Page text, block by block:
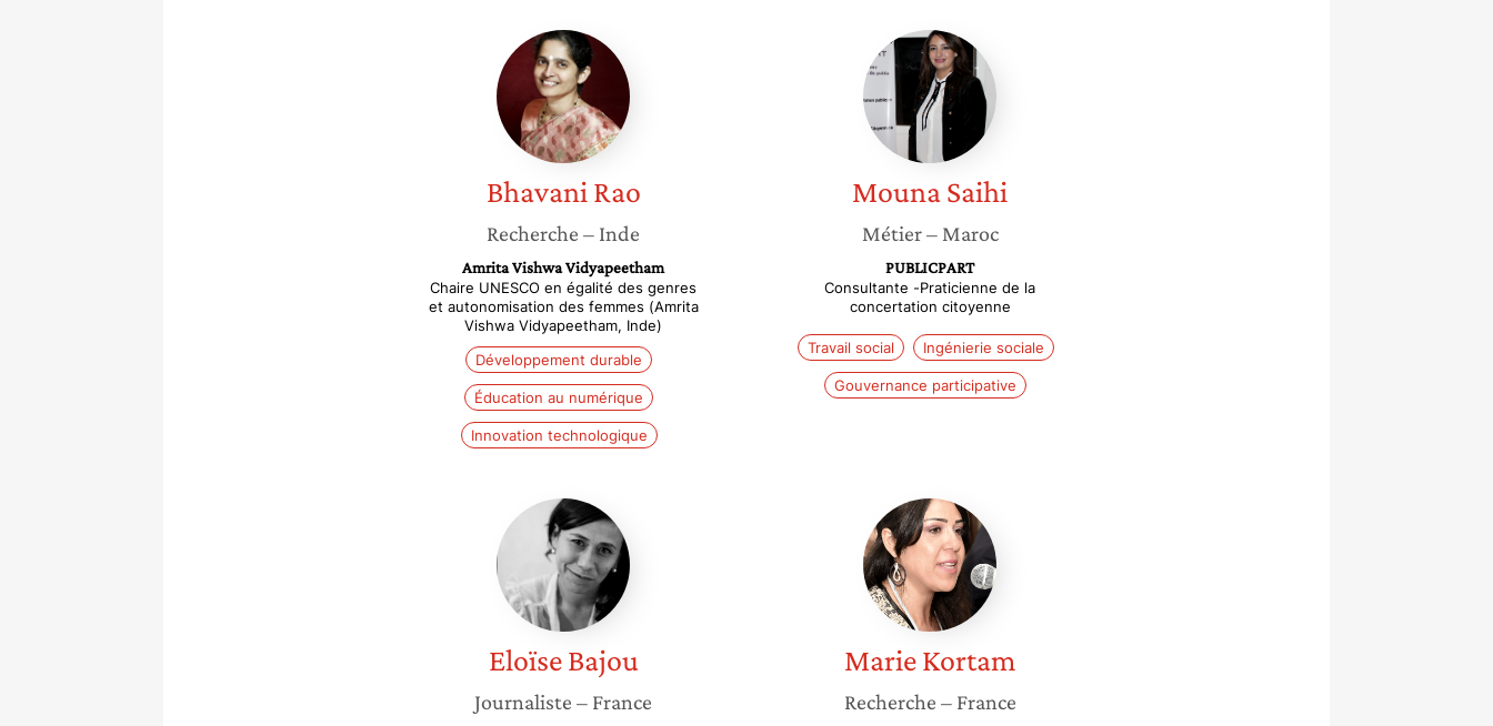
Bhavani
Rao
Bhavani Rao
Recherche – Inde
Amrita Vishwa Vidyapeetham
Chaire UNESCO en égalité des genres
et autonomisation des femmes (Amrita
Vishwa Vidyapeetham, Inde)
Développement durable
Éducation au numérique
Innovation technologique
Mouna
Saihi
MounaSaihi
Métier – Maroc
PUBLICPART
Consultante -Praticienne de la
concertation citoyenne
Travail social Ingénierie sociale
Gouvernance participative
Eloïse
Bajou
Eloïse Bajou
Journaliste – France
Marie
Kortam
Marie Kortam
Recherche – France